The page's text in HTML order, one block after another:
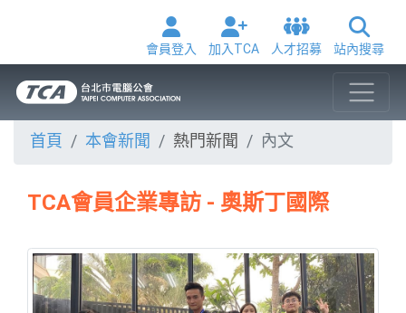
會員登入 加入TCA 人才招募 站內搜尋
首頁 本會新聞 熱門新聞 內文
TCA會員企業專訪 - 奧斯丁國際